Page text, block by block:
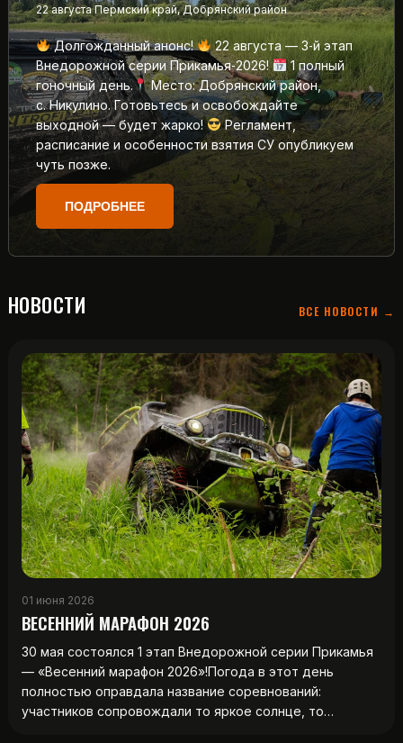
22 августа Пермский край, Добрянский район
Долгожданный анонс!
22 августа — 3‑й этап
Внедорожной серии Прикамья‑2026!
1 полный
гоночный день.
Место: Добрянский район,
с. Никулино. Готовьтесь и освобождайте
выходной — будет жарко!
Регламент,
расписание и особенности взятия СУ опубликуем
чуть позже.
ПОДРОБНЕЕ
НОВОСТИ ВСЕ НОВОСТИ →
01 июня 2026
ВЕСЕННИЙ МАРАФОН 2026
30 мая состоялся 1 этап Внедорожной серии Прикамья
— «Весенний марафон 2026»!Погода в этот день
полностью оправдала название соревнований:
участников сопровождали то яркое солнце, то…